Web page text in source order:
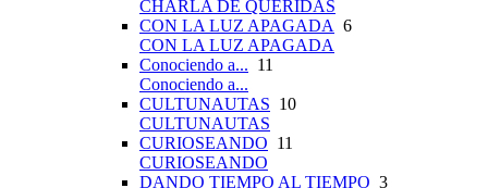
CHARLA DE QUERIDAS
CON LA LUZ APAGADA 6
CON LA LUZ APAGADA
Conociendo a... 11
Conociendo a...
CULTUNAUTAS 10
CULTUNAUTAS
CURIOSEANDO 11
CURIOSEANDO
DANDO TIEMPO AL TIEMPO 3